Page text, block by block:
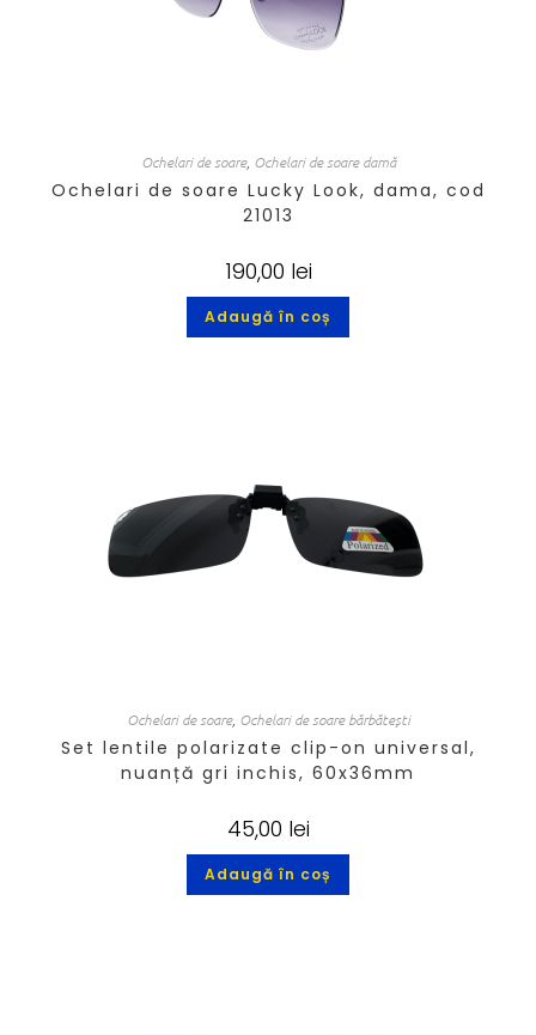
Ochelari de soare, Ochelari de soare damă
Ochelari de soare Lucky Look, dama, cod
21013
190,00 lei
Adaugă în coș
Ochelari de soare, Ochelari de soare bărbătești
Set lentile polarizate clip-on universal,
nuanță gri inchis, 60x36mm
45,00 lei
Adaugă în coș